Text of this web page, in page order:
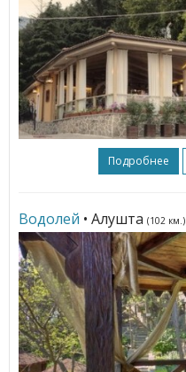
Подробнее
Водолей • Алушта (102 км.)